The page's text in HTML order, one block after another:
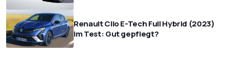
Renault Clio E-Tech Full Hybrid (2023)
im Test: Gut gepflegt?